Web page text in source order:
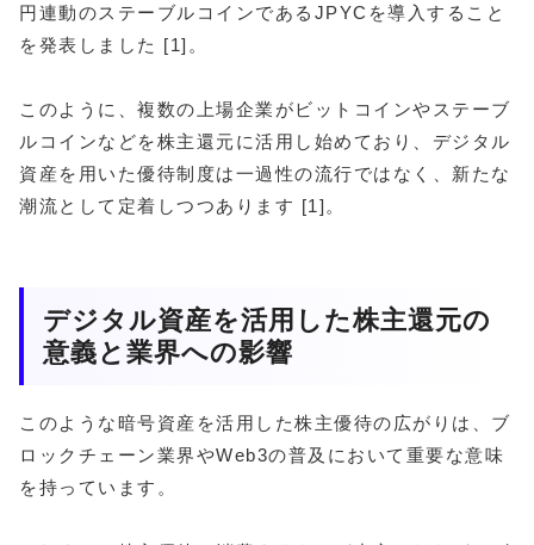
円連動のステーブルコインであるJPYCを導入すること
を発表しました [1]。
このように、複数の上場企業がビットコインやステーブ
ルコインなどを株主還元に活用し始めており、デジタル
資産を用いた優待制度は一過性の流行ではなく、新たな
潮流として定着しつつあります [1]。
デジタル資産を活用した株主還元の
意義と業界への影響
このような暗号資産を活用した株主優待の広がりは、ブ
ロックチェーン業界やWeb3の普及において重要な意味
を持っています。